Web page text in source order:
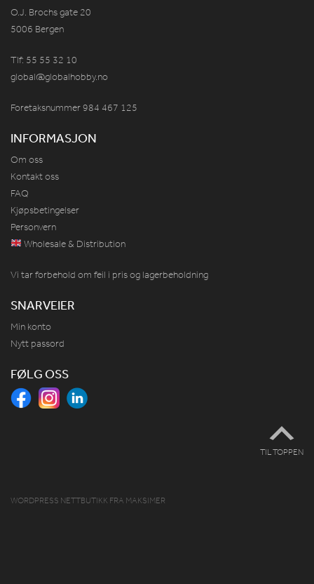
O.J. Brochs gate 20
5006 Bergen
Tlf: 55 55 32 10
global@globalhobby.no
Foretaksnummer 984 467 125
INFORMASJON
Om oss
Kontakt oss
FAQ
Kjøpsbetingelser
Personvern
Wholesale & Distribution
Vi tar forbehold om feil i pris og lagerbeholdning
SNARVEIER
Min konto
Nytt passord
FØLG OSS
TIL TOPPEN
WORDPRESS NETTBUTIKK FRA MAKSIMER